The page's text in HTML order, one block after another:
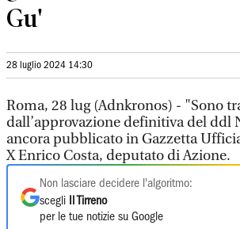
Gu'
28 luglio 2024 14:30
Roma, 28 lug (Adnkronos) - "Sono
dall’approvazione definitiva del ddl
ancora pubblicato in Gazzetta
X Enrico Costa, deputato di Azione.
Non lasciare decidere l'algoritmo:
scegli
Il Tirreno
per le tue notizie su Google